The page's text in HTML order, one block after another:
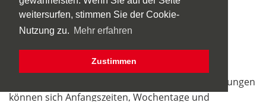
weitersurfen, stimmen Sie der Cookie-
Nutzung zu. Mehr erfahren
Zustimmen
Das Angebot findet an folgenden Tagen statt:
Samstag
Aufgrund der aktuell geltenden Hygienebestimmungen
können sich Anfangszeiten, Wochentage und